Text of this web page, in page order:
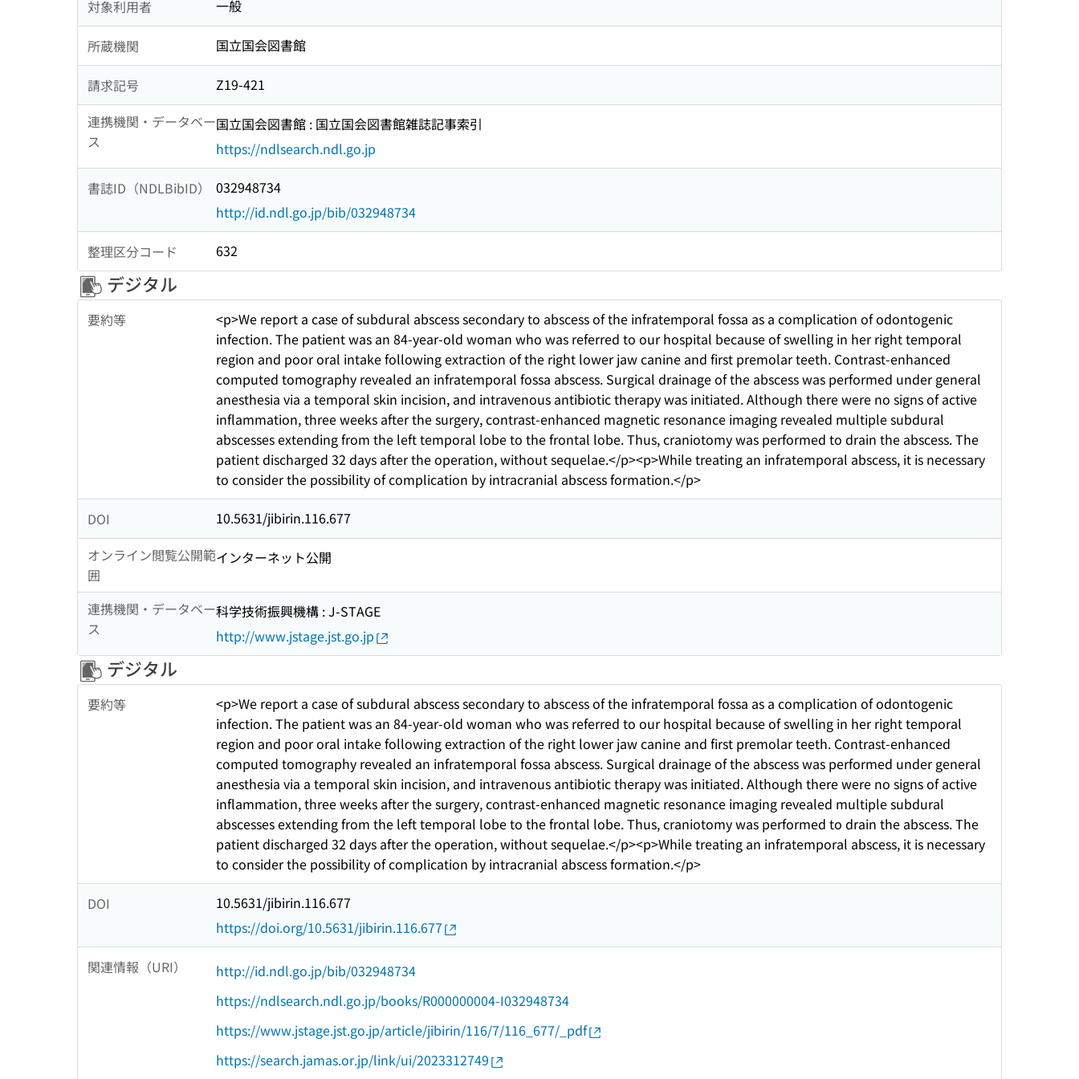
対象利用者 一般
所蔵機関 国立国会図書館
請求記号
Z19-421
連携機関・データベー
ス
国立国会図書館 : 国立国会図書館雑誌記事索引
https://ndlsearch.ndl.go.jp
書誌ID（NDLBibID）
032948734
http://id.ndl.go.jp/bib/032948734
整理区分コード 632
デジタル
要約等
<p>We report a case of subdural abscess secondary to abscess of the infratemporal fossa as a complication of odontogenic
infection. The patient was an 84-year-old woman who was referred to our hospital because of swelling in her right temporal
region and poor oral intake following extraction of the right lower jaw canine and first premolar teeth. Contrast-enhanced
computed tomography revealed an infratemporal fossa abscess. Surgical drainage of the abscess was performed under general
anesthesia via a temporal skin incision, and intravenous antibiotic therapy was initiated. Although there were no signs of active
inflammation, three weeks after the surgery, contrast-enhanced magnetic resonance imaging revealed multiple subdural
abscesses extending from the left temporal lobe to the frontal lobe. Thus, craniotomy was performed to drain the abscess. The
patient discharged 32 days after the operation, without sequelae.</p><p>While treating an infratemporal abscess, it is necessary
to consider the possibility of complication by intracranial abscess formation.</p>
DOI
10.5631/jibirin.116.677
オンライン閲覧公開範
囲
インターネット公開
連携機関・データベー
ス
科学技術振興機構 : J-STAGE
http://www.jstage.jst.go.jp
デジタル
要約等
<p>We report a case of subdural abscess secondary to abscess of the infratemporal fossa as a complication of odontogenic
infection. The patient was an 84-year-old woman who was referred to our hospital because of swelling in her right temporal
region and poor oral intake following extraction of the right lower jaw canine and first premolar teeth. Contrast-enhanced
computed tomography revealed an infratemporal fossa abscess. Surgical drainage of the abscess was performed under general
anesthesia via a temporal skin incision, and intravenous antibiotic therapy was initiated. Although there were no signs of active
inflammation, three weeks after the surgery, contrast-enhanced magnetic resonance imaging revealed multiple subdural
abscesses extending from the left temporal lobe to the frontal lobe. Thus, craniotomy was performed to drain the abscess. The
patient discharged 32 days after the operation, without sequelae.</p><p>While treating an infratemporal abscess, it is necessary
to consider the possibility of complication by intracranial abscess formation.</p>
DOI
10.5631/jibirin.116.677
https://doi.org/10.5631/jibirin.116.677
関連情報（URI）
http://id.ndl.go.jp/bib/032948734
https://ndlsearch.ndl.go.jp/books/R000000004-I032948734
https://www.jstage.jst.go.jp/article/jibirin/116/7/116_677/_pdf
https://search.jamas.or.jp/link/ui/2023312749